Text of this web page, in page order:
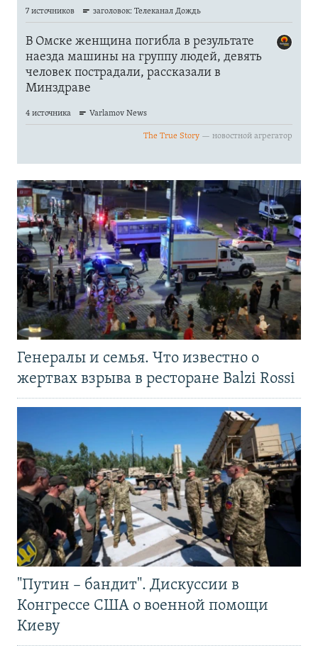
Генералы и семья. Что известно о
жертвах взрыва в ресторане Balzi Rossi
"Путин – бандит". Дискуссии в
Конгрессе США о военной помощи
Киеву